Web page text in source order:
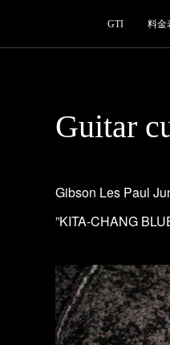
GTI 料金
Guitar
Gibson Les Paul
”KITA-CHANG